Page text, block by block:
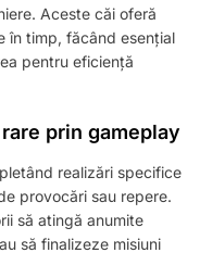
Aceste căi oferă
în timp, făcând esențial
pentru eficiență
prin gameplay
realizări specifice
provocări sau repere.
să atingă anumite
să finalizeze misiuni